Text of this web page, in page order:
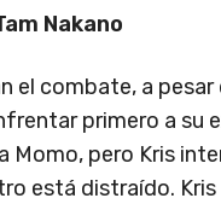
Nakano
el combate, a pesar
primero a su
Momo, pero Kris
está distraído.